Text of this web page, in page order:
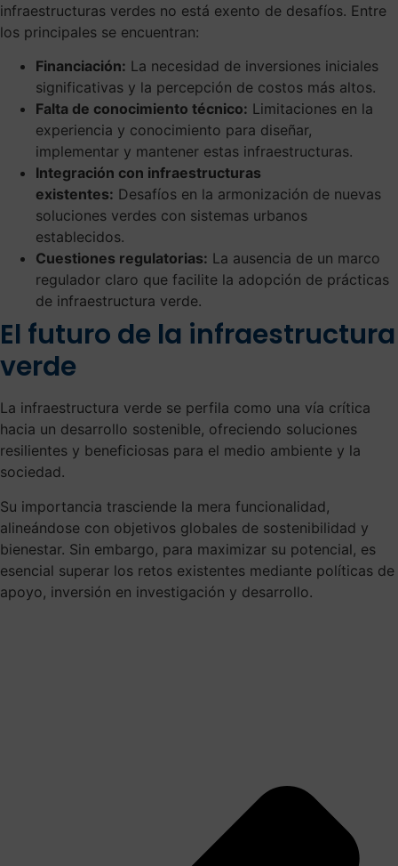
infraestructuras verdes no está exento de desafíos. Entre
los principales se encuentran:
Financiación: La necesidad de inversiones iniciales
significativas y la percepción de costos más altos.
Falta de conocimiento técnico: Limitaciones en la
experiencia y conocimiento para diseñar,
implementar y mantener estas infraestructuras.
Integración con infraestructuras
existentes: Desafíos en la armonización de nuevas
soluciones verdes con sistemas urbanos
establecidos.
Cuestiones regulatorias: La ausencia de un marco
regulador claro que facilite la adopción de prácticas
de infraestructura verde.
El futuro de la infraestructura
verde
La infraestructura verde se perfila como una vía crítica
hacia un desarrollo sostenible, ofreciendo soluciones
resilientes y beneficiosas para el medio ambiente y la
sociedad.
Su importancia trasciende la mera funcionalidad,
alineándose con objetivos globales de sostenibilidad y
bienestar. Sin embargo, para maximizar su potencial, es
esencial superar los retos existentes mediante políticas de
apoyo, inversión en investigación y desarrollo.